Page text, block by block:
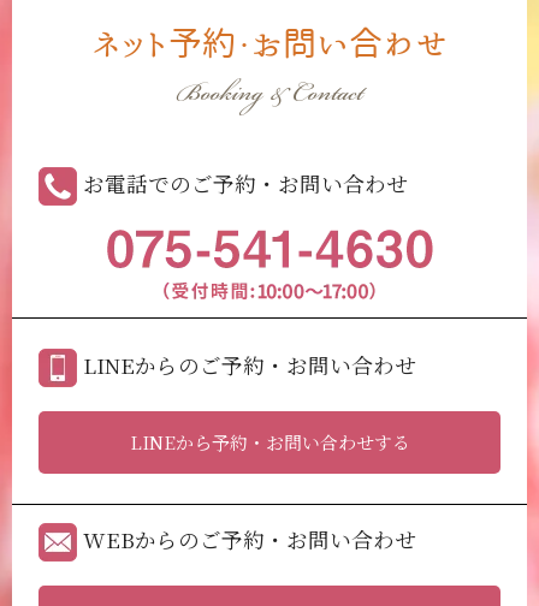
ネット予約・お問い合わせ
Booking & Contact
お電話でのご予約・お問い合わせ
LINEからのご予約・お問い合わせ
LINEから予約・お問い合わせする
WEBからのご予約・お問い合わせ